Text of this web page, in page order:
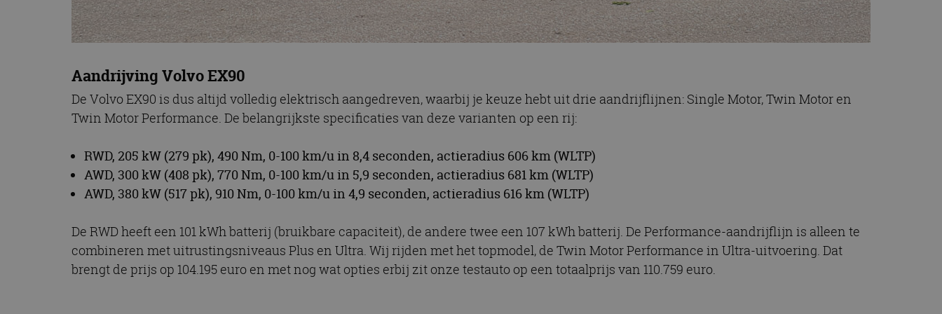
Aandrijving Volvo EX90
De Volvo EX90 is dus altijd volledig elektrisch aangedreven, waarbij je keuze hebt uit drie aandrijflijnen: Single Motor, Twin Motor en
Twin Motor Performance. De belangrijkste specificaties van deze varianten op een rij:
RWD, 205 kW (279 pk), 490 Nm, 0-100 km/u in 8,4 seconden, actieradius 606 km (WLTP)
AWD, 300 kW (408 pk), 770 Nm, 0-100 km/u in 5,9 seconden, actieradius 681 km (WLTP)
AWD, 380 kW (517 pk), 910 Nm, 0-100 km/u in 4,9 seconden, actieradius 616 km (WLTP)
De RWD heeft een 101 kWh batterij (bruikbare capaciteit), de andere twee een 107 kWh batterij. De Performance-aandrijflijn is alleen te
combineren met uitrustingsniveaus Plus en Ultra. Wij rijden met het topmodel, de Twin Motor Performance in Ultra-uitvoering. Dat
brengt de prijs op 104.195 euro en met nog wat opties erbij zit onze testauto op een totaalprijs van 110.759 euro.